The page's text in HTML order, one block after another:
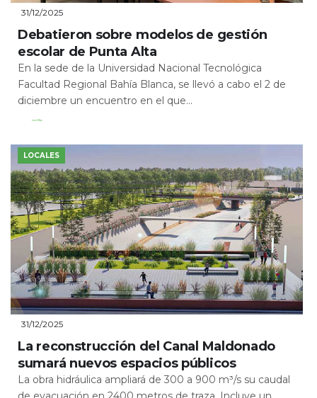
31/12/2025
Debatieron sobre modelos de gestión
escolar de Punta Alta
En la sede de la Universidad Nacional Tecnológica
Facultad Regional Bahía Blanca, se llevó a cabo el 2 de
diciembre un encuentro en el que...
Leer Más
LOCALES
31/12/2025
La reconstrucción del Canal Maldonado
sumará nuevos espacios públicos
La obra hidráulica ampliará de 300 a 900 m³/s su caudal